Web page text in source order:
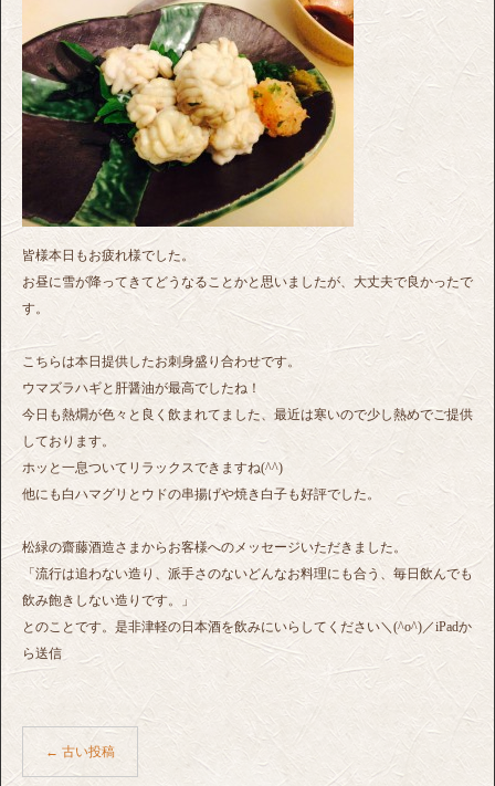
皆様本日もお疲れ様でした。
お昼に雪が降ってきてどうなることかと思いましたが、大丈夫で良かったで
す。
こちらは本日提供したお刺身盛り合わせです。
ウマズラハギと肝醤油が最高でしたね！
今日も熱燗が色々と良く飲まれてました、最近は寒いので少し熱めでご提供
しております。
ホッと一息ついてリラックスできますね(^^)
他にも白ハマグリとウドの串揚げや焼き白子も好評でした。
松緑の齋藤酒造さまからお客様へのメッセージいただきました。
「流行は追わない造り、派手さのないどんなお料理にも合う、毎日飲んでも
飲み飽きしない造りです。」
とのことです。是非津軽の日本酒を飲みにいらしてください＼(^o^)／iPadか
ら送信
← 古い投稿